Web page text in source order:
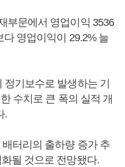
부문에서 영업이익 3536
영업이익이 29.2% 늘
기보수로 발생하는 기
수치로 큰 폭의 실적 개
.
터리의 출하량 증가 추
될 것으로 전망됐다.